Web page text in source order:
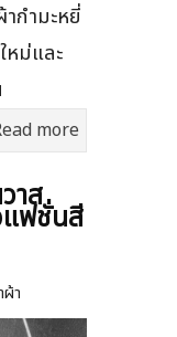
กำมะหยี่
หม่และ
more
าส
แฟชั่นสี
า